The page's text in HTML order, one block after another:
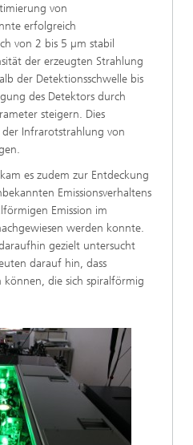
von
erfolgreich
von 2 bis 5 µm stabil
der erzeugten Strahlung
der Detektionsschwelle bis
des Detektors durch
steigern. Dies
Infrarotstrahlung von
es zudem zur Entdeckung
Emissionsverhaltens
Emission im
werden konnte.
gezielt untersucht
darauf hin, dass
die sich spiralförmig